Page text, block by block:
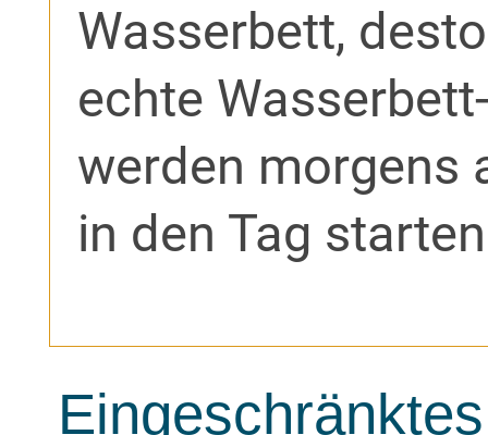
Wasserbett,
echte
werden morgens
in den Tag